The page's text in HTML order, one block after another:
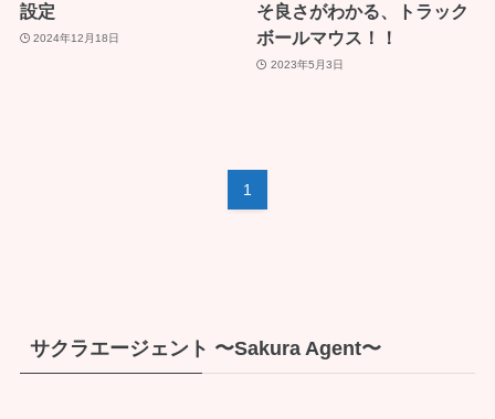
設定
2024年12月18日
そ良さがわかる、トラック
ボールマウス！！
2023年5月3日
1
サクラエージェント 〜Sakura Agent〜